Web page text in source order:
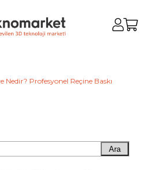
Profesyonel Reçine Baskı
Ara